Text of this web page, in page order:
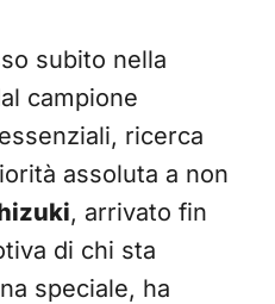
subito nella
campione
ricerca
assoluta a non
, arrivato fin
di chi sta
speciale, ha